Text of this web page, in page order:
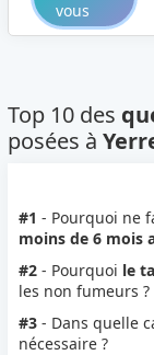
vous
Top 10 des
posées à
#1 - Pourquoi ne
moins de 6 mois
#2 - Pourquoi le
les non fumeurs ?
#3 - Dans quelle
nécessaire ?